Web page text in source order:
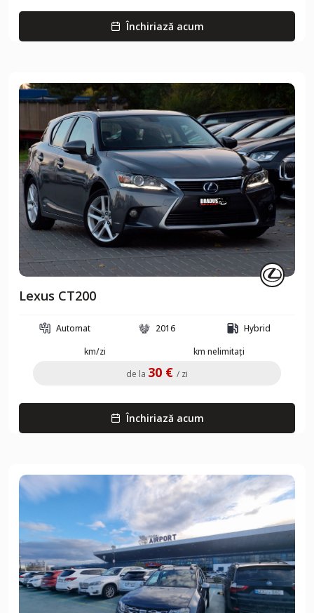
Închiriază acum
Lexus CT200
Automat 2016
Hybrid
km/zi
km nelimitați
de la 30 € / zi
Închiriază acum